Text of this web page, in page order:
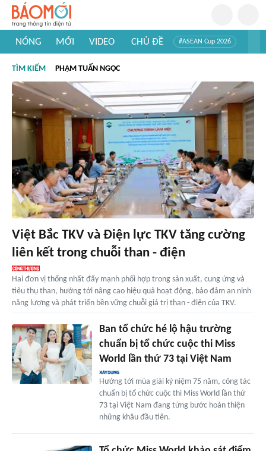
NÓNG MỚI VIDEO CHỦ ĐỀ #ASEAN Cup 2026
#Khám phá thế giới
TÌM KIẾM PHẠM TUẤN NGỌC
Việt Bắc TKV và Điện lực TKV tăng cường
liên kết trong chuỗi than - điện
Hai đơn vị thống nhất đẩy mạnh phối hợp trong sản xuất, cung ứng và
tiêu thụ than, hướng tới nâng cao hiệu quả hoạt động, bảo đảm an ninh
năng lượng và phát triển bền vững chuỗi giá trị than - điện của TKV.
Ban tổ chức hé lộ hậu trường
chuẩn bị tổ chức cuộc thi Miss
World lần thứ 73 tại Việt Nam
Hướng tới mùa giải kỷ niệm 75 năm, công tác
chuẩn bị tổ chức cuộc thi Miss World lần thứ
73 tại Việt Nam đang từng bước hoàn thiện
những khâu đầu tiên.